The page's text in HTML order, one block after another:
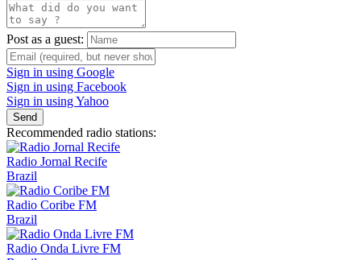
Post as a guest:
Sign in using Google
Sign in using Facebook
Sign in using Yahoo
Send
Recommended radio stations:
Radio Jornal Recife
Brazil
Radio Coribe FM
Brazil
Radio Onda Livre FM